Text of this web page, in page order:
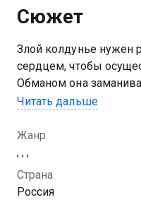
Сюжет
Злой колдунье нужен
сердцем, чтобы
Обманом она
сына сапожника и
Читать дальше
Жанр
, , ,
Страна
Россия